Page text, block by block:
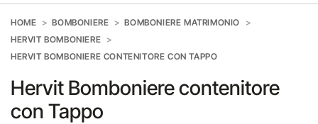
HOME BOMBONIERE
BOMBONIERE MATRIMONIO
HERVIT BOMBONIERE
HERVIT BOMBONIERE CONTENITORE CON TAPPO
Hervit Bomboniere contenitore
con Tappo